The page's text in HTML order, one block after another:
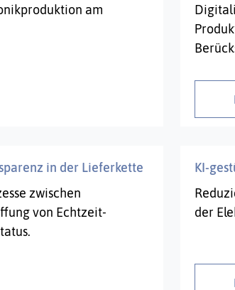
am
in der Lieferkette
zwischen
von Echtzeit-
KI-
der